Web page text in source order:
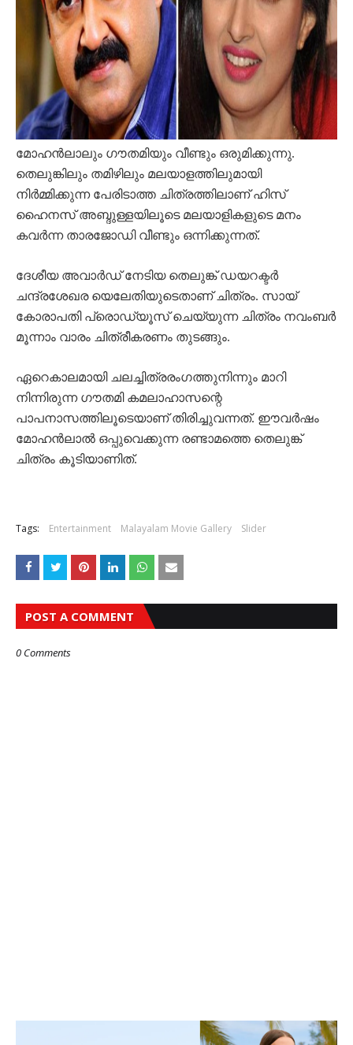
മോഹന്‍ലാലും ഗൗതമിയും വീണ്ടും ഒരുമിക്കുന്നു.
തെലുങ്കിലും തമിഴിലും മലയാളത്തിലുമായി
നിര്‍മ്മിക്കുന്ന പേരിടാത്ത ചിത്രത്തിലാണ് ഹിസ്
ഹൈനസ് അബ്ദുള്ളയിലൂടെ മലയാളികളുടെ മനം
കവര്‍ന്ന താരജോഡി വീണ്ടും ഒന്നിക്കുന്നത്.
ദേശീയ അവാര്‍ഡ് നേടിയ തെലുങ്ക് ഡയറക്ടര്‍
ചന്ദ്രശേഖര യെലേതിയുടെതാണ് ചിത്രം. സായ്
കോരാപതി പ്രൊഡ്യൂസ് ചെയ്യുന്ന ചിത്രം നവംബര്‍
മൂന്നാം വാരം ചിത്രീകരണം തുടങ്ങും.
ഏറെകാലമായി ചലച്ചിത്രരംഗത്തുനിന്നും മാറി
നിന്നിരുന്ന ഗൗതമി കമലാഹാസന്റെ
പാപനാസത്തിലൂടെയാണ് തിരിച്ചുവന്നത്. ഈവര്‍ഷം
മോഹന്‍ലാല്‍ ഒപ്പുവെക്കുന്ന രണ്ടാമത്തെ തെലുങ്ക്
ചിത്രം കൂടിയാണിത്.
Tags: Entertainment Malayalam Movie Gallery Slider
POST A COMMENT
0 Comments